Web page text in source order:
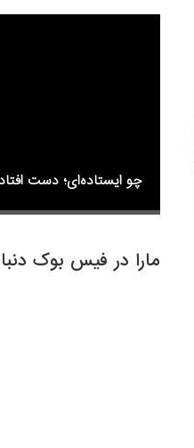
چو ایستاده‌ای؛ دست
مارا در فیس بوک